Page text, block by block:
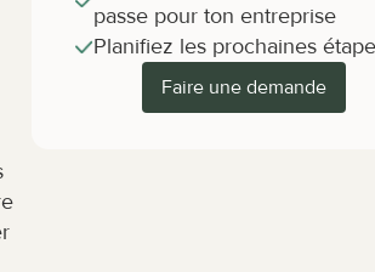
passe pour ton entreprise
Planifiez les prochaines
Faire une demande